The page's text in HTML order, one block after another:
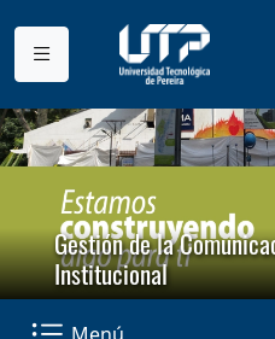
Gestión de la
Institucional